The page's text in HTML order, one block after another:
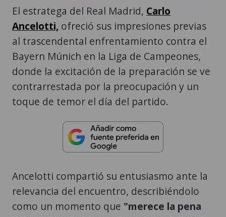
El estratega del Real Madrid, Carlo
Ancelotti, ofreció sus impresiones previas
al trascendental enfrentamiento contra el
Bayern Múnich en la Liga de Campeones,
donde la excitación de la preparación se ve
contrarrestada por la preocupación y un
toque de temor el día del partido.
Ancelotti compartió su entusiasmo ante la
relevancia del encuentro, describiéndolo
como un momento que "merece la pena